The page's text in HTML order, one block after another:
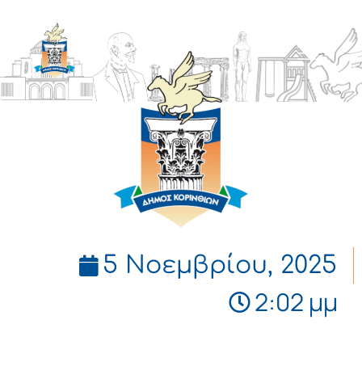
ΔΗΜΟΣ
ΚΟΡΙΝΘΙΩΝ
5 Νοεμβρίου, 2025
2:02 μμ